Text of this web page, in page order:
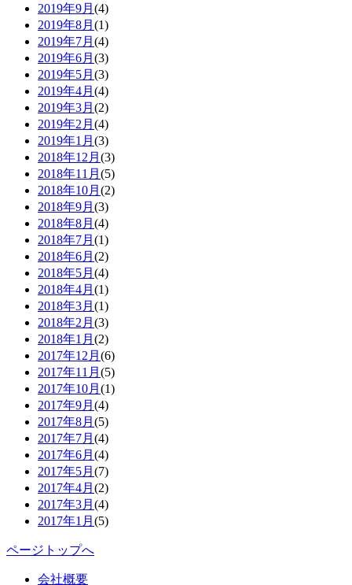
2019年9月 (4)
2019年8月 (1)
2019年7月 (4)
2019年6月 (3)
2019年5月 (3)
2019年4月 (4)
2019年3月 (2)
2019年2月 (4)
2019年1月 (3)
2018年12月 (3)
2018年11月 (5)
2018年10月 (2)
2018年9月 (3)
2018年8月 (4)
2018年7月 (1)
2018年6月 (2)
2018年5月 (4)
2018年4月 (1)
2018年3月 (1)
2018年2月 (3)
2018年1月 (2)
2017年12月 (6)
2017年11月 (5)
2017年10月 (1)
2017年9月 (4)
2017年8月 (5)
2017年7月 (4)
2017年6月 (4)
2017年5月 (7)
2017年4月 (2)
2017年3月 (4)
2017年1月 (5)
ページトップへ
会社概要